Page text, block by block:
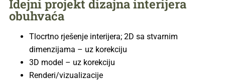
Idejni projekt dizajna interijera
obuhvaća
Tlocrtno rješenje interijera; 2D sa stvarnim
dimenzijama – uz korekciju
3D model – uz korekciju
Renderi/vizualizacije